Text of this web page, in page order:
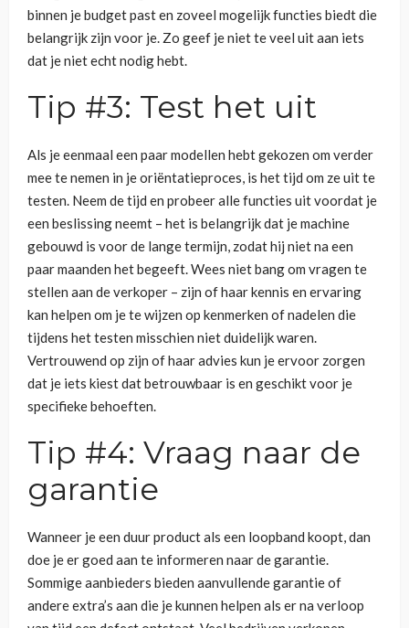
binnen je budget past en zoveel mogelijk functies biedt die
belangrijk zijn voor je. Zo geef je niet te veel uit aan iets
dat je niet echt nodig hebt.
Tip #3: Test het uit
Als je eenmaal een paar modellen hebt gekozen om verder
mee te nemen in je oriëntatieproces, is het tijd om ze uit te
testen. Neem de tijd en probeer alle functies uit voordat je
een beslissing neemt – het is belangrijk dat je machine
gebouwd is voor de lange termijn, zodat hij niet na een
paar maanden het begeeft. Wees niet bang om vragen te
stellen aan de verkoper – zijn of haar kennis en ervaring
kan helpen om je te wijzen op kenmerken of nadelen die
tijdens het testen misschien niet duidelijk waren.
Vertrouwend op zijn of haar advies kun je ervoor zorgen
dat je iets kiest dat betrouwbaar is en geschikt voor je
specifieke behoeften.
Tip #4: Vraag naar de
garantie
Wanneer je een duur product als een loopband koopt, dan
doe je er goed aan te informeren naar de garantie.
Sommige aanbieders bieden aanvullende garantie of
andere extra’s aan die je kunnen helpen als er na verloop